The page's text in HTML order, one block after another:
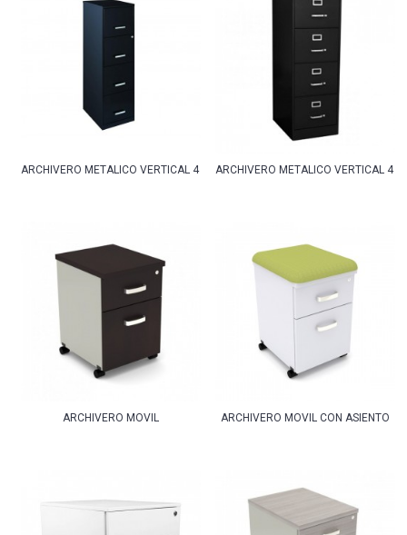
ARCHIVERO METALICO VERTICAL 4 GAVETAS CARTAARCHIVERO METALICO VERTICAL 4
ARCHIVERO MOVIL ARCHIVERO MOVIL CON ASIENTO